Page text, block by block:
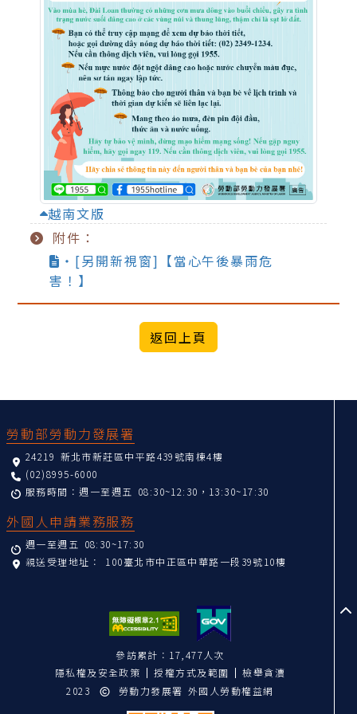
越南文版
附件：
‧[另開新視窗]【當心午後暴雨危
害！】
勞動部勞動力發展署
24219 新北市新莊區中平路439號南棟4樓
(02)8995-6000
服務時間：週一至週五 08:30~12:30，13:30~17:30
外國人申請業務服務
週一至週五 08:30~17:30
親送受理地址： 100臺北市中正區中華路一段39號10樓
參訪累計：17,477人次
隱私權及安全政策
授權方式及範圍
檢舉貪瀆
2023
勞動力發展署 外國人勞動權益網
至